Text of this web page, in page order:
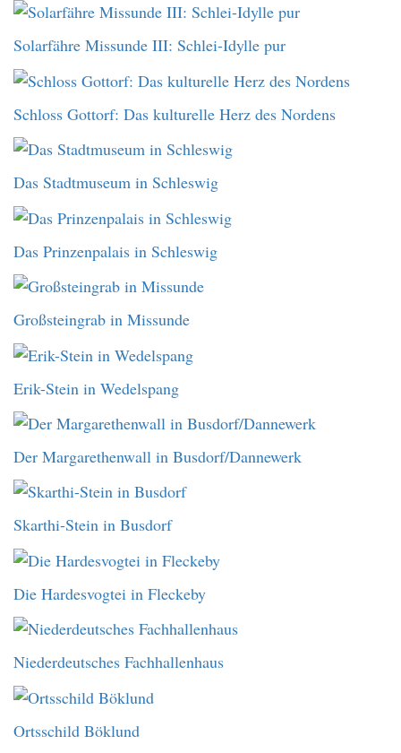
Solarfähre Missunde III: Schlei-Idylle pur
Schloss Gottorf: Das kulturelle Herz des Nordens
Das Stadtmuseum in Schleswig
Das Prinzenpalais in Schleswig
Großsteingrab in Missunde
Erik-Stein in Wedelspang
Der Margarethenwall in Busdorf/Dannewerk
Skarthi-Stein in Busdorf
Die Hardesvogtei in Fleckeby
Niederdeutsches Fachhallenhaus
Ortsschild Böklund